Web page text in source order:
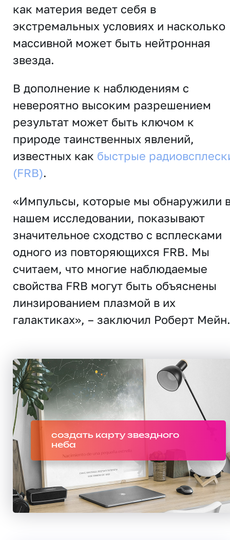
как материя ведет себя в
экстремальных условиях и насколько
массивной может быть нейтронная
звезда.
В дополнение к наблюдениям с
невероятно высоким разрешением
результат может быть ключом к
природе таинственных явлений,
известных как быстрые
(FRB).
«Импульсы, которые мы обнаружили
нашем исследовании, показывают
значительное сходство с всплесками
одного из повторяющихся FRB. Мы
считаем, что многие наблюдаемые
свойства FRB могут быть объяснены
линзированием плазмой в их
галактиках», – заключил Роберт Мейн.
создать карту звездного
неба